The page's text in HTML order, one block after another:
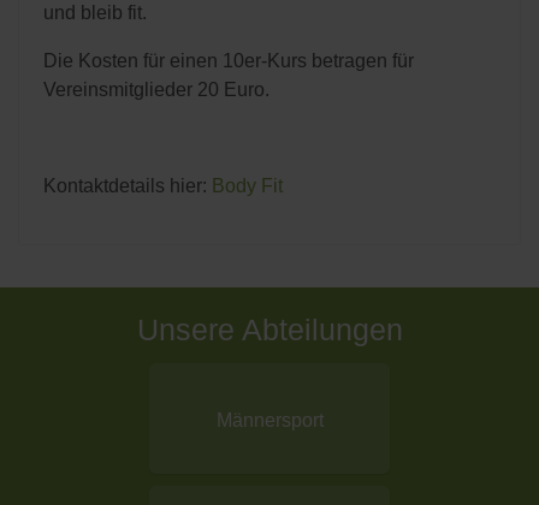
und bleib fit.
Die Kosten für einen 10er-Kurs betragen für
Vereinsmitglieder 20 Euro.
Kontaktdetails hier: Body Fit
Unsere Abteilungen
Männersport